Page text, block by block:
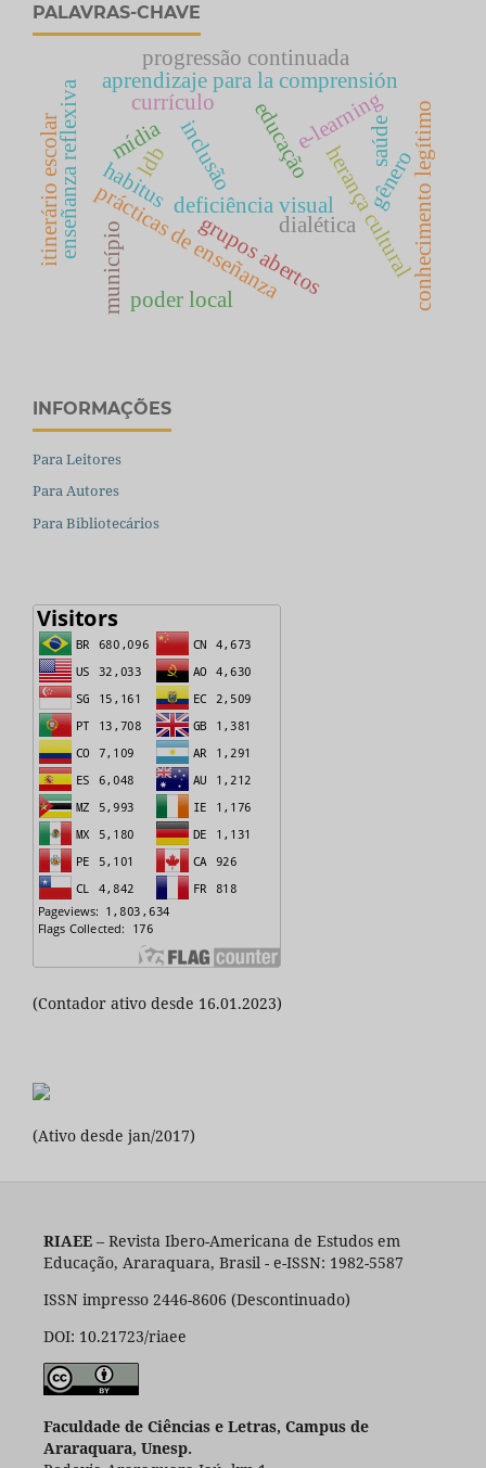
PALAVRAS-CHAVE
educação
deficiência visual
inclusão e-learning
prácticas de enseñanza
aprendizaje para la comprensión
enseñanza reflexiva habitus herança cultural
itinerário escolar conhecimento legítimo
progressão continuada
saúde
grupos abertos
dialética
município poder local
currículo
ldb gênero
mídia
INFORMAÇÕES
Para Leitores
Para Autores
Para Bibliotecários
(Contador ativo desde 16.01.2023)
(Ativo desde jan/2017)
RIAEE– Revista Ibero-Americana de Estudos em
Educação, Araraquara, Brasil - e-ISSN: 1982-5587
ISSN impresso 2446-8606 (Descontinuado)
DOI: 10.21723/riaee
Faculdade de Ciências e Letras, Campus de
Araraquara, Unesp.